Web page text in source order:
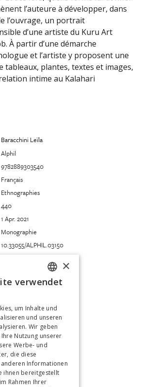
l’auteure à développer, dans
l’ouvrage, un portrait
d’une artiste du Kuru Art
À partir d’une démarche
et l’artiste y proposent une
tableaux, plantes, textes et images,
intime au Kalahari
Baracchini Leïla
Alphil
9782889303540
Français
Ethnographies
440
1 Apr. 2021
Monographie
10.33055/ALPHIL.03150
FRENCH
ITALIAN
×
verwendet
um Inhalte und
und unseren
Wir geben
Nutzung unserer
Werbe- und
die diese
Informationen
ihnen bereitgestellt
Rahmen Ihrer